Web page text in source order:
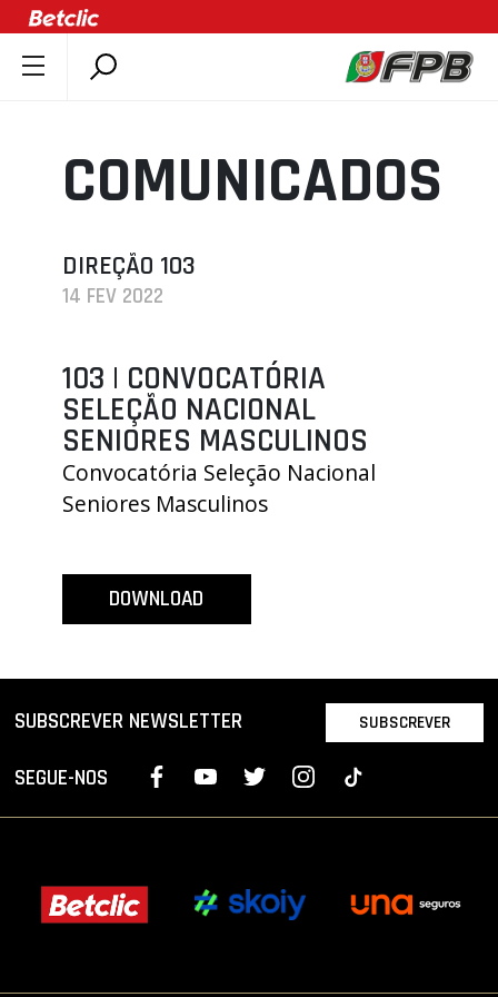
DOCUMENTOS
ÚLTIMAS
ASSOCIAÇÕES
CLUBES
AGENDA
SELEÇÕES
MINIBASQUETE
ÁREA TÉCNICA
LIGA BETCLIC MASCULINA
LIGA BETCLIC FEMININA
COMUNICADOS
DIREÇÃO 103
14 FEV 2022
103 | CONVOCATÓRIA
SELEÇÃO NACIONAL
SENIORES MASCULINOS
Convocatória Seleção Nacional
Seniores Masculinos
DOWNLOAD
SUBSCREVER NEWSLETTER SUBSCREVER
SEGUE-NOS